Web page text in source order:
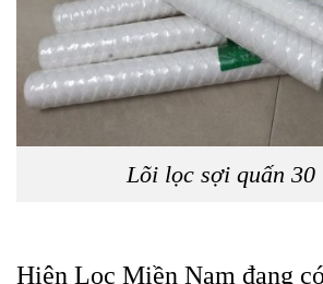
Lõi lọc sợi quấn 30
Hiện Lọc Miền Nam đang